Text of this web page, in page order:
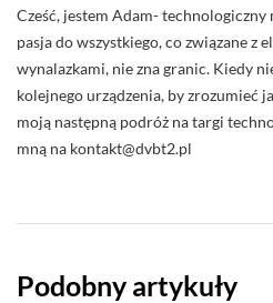
Cześć, jestem Adam-
pasja do wszystkiego, co związane z
wynalazkami, nie zna granic. Kiedy
kolejnego urządzenia, by zrozumieć
moją następną podróż na targi
mną na kontakt@dvbt2.pl
Podobny artykuły